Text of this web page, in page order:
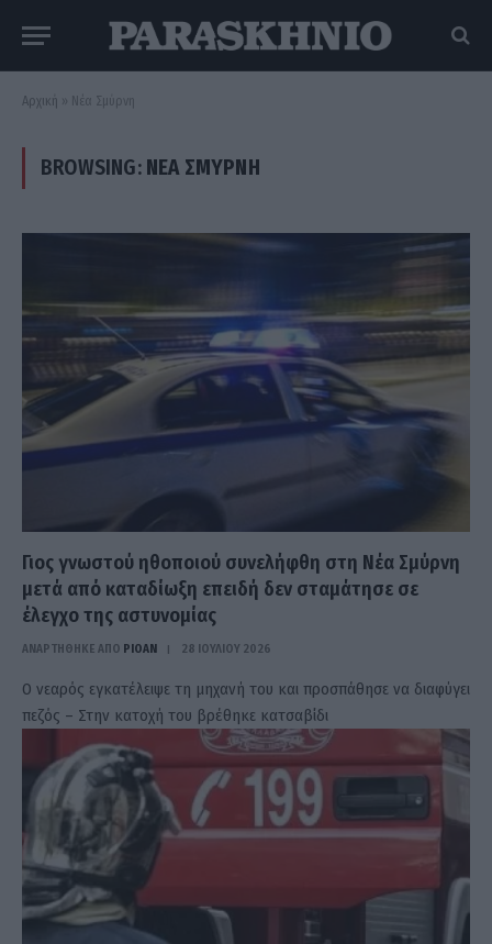
Αρχική » Νέα Σμύρνη
BROWSING: ΝΈΑ ΣΜΎΡΝΗ
Γιος γνωστού ηθοποιού συνελήφθη στη Νέα Σμύρνη
μετά από καταδίωξη επειδή δεν σταμάτησε σε
έλεγχο της αστυνομίας
ΑΝΑΡΤΗΘΗΚΕ ΑΠΟ PIOAN 28 ΙΟΥΛΊΟΥ 2026
Ο νεαρός εγκατέλειψε τη μηχανή του και προσπάθησε να διαφύγει
πεζός – Στην κατοχή του βρέθηκε κατσαβίδι